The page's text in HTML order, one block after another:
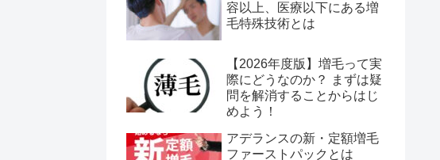
容以上、医療以下にある増
毛特殊技術とは
【2026年度版】増毛って実
際にどうなのか？ まずは疑
問を解消することからはじ
めよう！
アデランスの新・定額増毛
ファーストパックとは